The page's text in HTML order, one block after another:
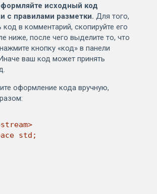
исходный код
с правилами разметки. Для того,
код в комментарий, скопируйте его
ниже, после чего выделите то, что
кнопку «код» в панели
ваш код может принять
оформление кода вручную,
std;